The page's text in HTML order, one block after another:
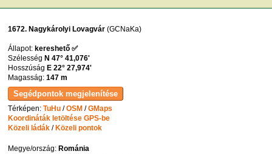
1672. Nagykárolyi Lovagvár (GCNaKa)
Állapot: kereshető ✅
Szélesség N 47° 41,076'
Hosszúság E 22° 27,974'
Magasság:147 m
Térképen:TuHu /OSM /GMaps
Koordináták letöltése GPS-be
Közeli ládák / Közeli pontok
Megye/ország: Románia